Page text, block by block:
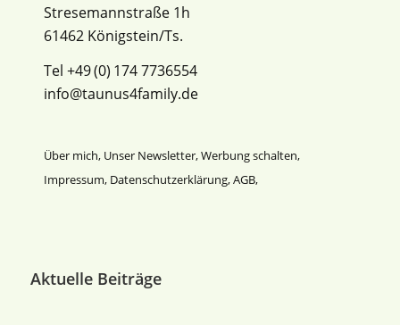
Stresemannstraße 1h
61462 Königstein/Ts.
Tel +49 (0) 174 7736554
info@taunus4family.de
Über mich, Unser Newsletter,Werbung schalten,
Impressum, Datenschutz­erklärung,AGB,
Aktuelle Beiträge